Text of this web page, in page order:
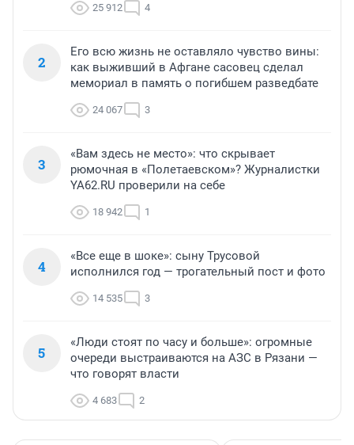
25 912 4
2
Его всю жизнь не оставляло чувство вины:
как выживший в Афгане сасовец сделал
мемориал в память о погибшем разведбате
24 067 3
3
«Вам здесь не место»: что скрывает
рюмочная в «Полетаевском»? Журналистки
YA62.RU проверили на себе
18 942 1
4
«Все еще в шоке»: сыну Трусовой
исполнился год — трогательный пост и фото
14 535 3
5
«Люди стоят по часу и больше»: огромные
очереди выстраиваются на АЗС в Рязани —
что говорят власти
4 683 2